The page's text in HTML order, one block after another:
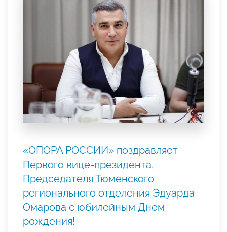
«ОПОРА РОССИИ» поздравляет
Первого вице-президента,
Председателя Тюменского
регионального отделения Эдуарда
Омарова с юбилейным Днем
рождения!